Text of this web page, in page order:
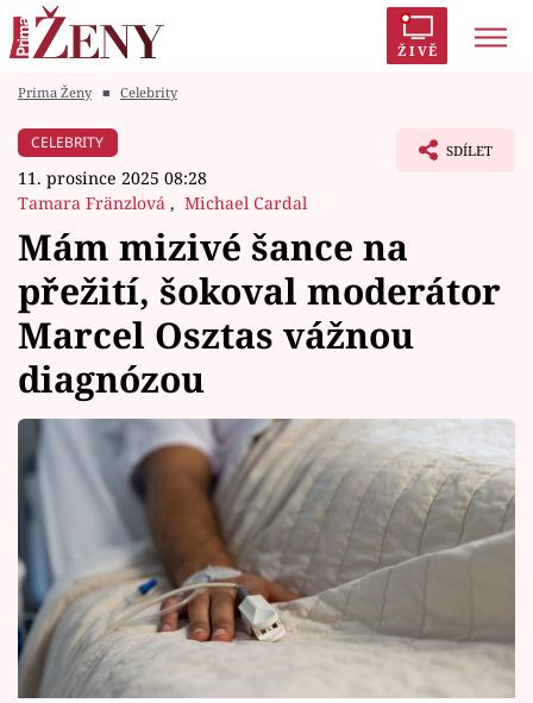
ŽIVĚ
Módní alarm
Témata
Celebrity
Vztahy
Seriály
Horoskopy
Sledujte prima+
Filmový festival Karlovy Vary
Prima Ženy ■ Celebrity
CELEBRITY
11. prosince 2025 08:28
Tamara Fränzlová , Michael Cardal
SDÍLET
Mám mizivé šance na
přežití, šokoval moderátor
Marcel Osztas vážnou
diagnózou